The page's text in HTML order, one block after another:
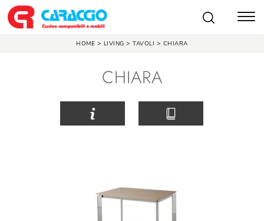
HOME > LIVING >TAVOLI > CHIARA
CHIARA